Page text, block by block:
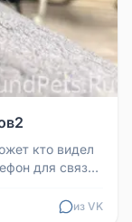
кто видел
для связи:
из VK